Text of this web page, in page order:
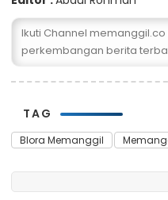
Ikuti Channel
perkembangan berita
TAG
Blora Memanggil